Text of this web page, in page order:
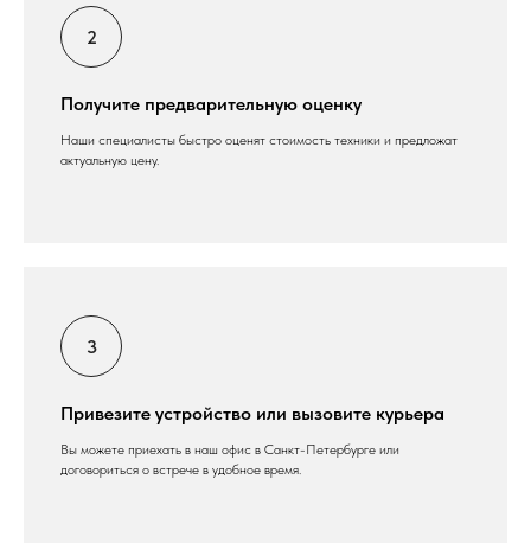
Получите предварительную оценку
Наши специалисты быстро оценят стоимость техники и предложат
актуальную цену.
Привезите устройство или вызовите курьера
Вы можете приехать в наш офис в Санкт-Петербурге или
договориться о встрече в удобное время.